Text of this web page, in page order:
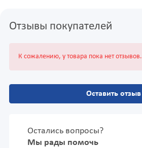
Отзывы покупателей
К сожалению, у товара пока нет отзывов.
Оставить отзыв
Остались вопросы?
Мы рады помочь